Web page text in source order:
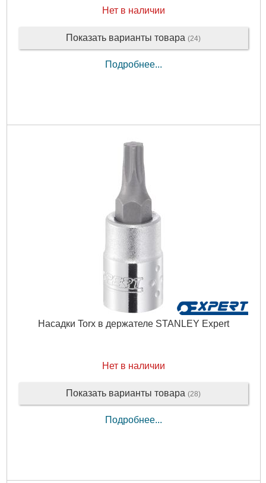
Нет в наличии
Показать варианты товара (24)
Подробнее...
Насадки Torx в держателе STANLEY Expert
Нет в наличии
Показать варианты товара (28)
Подробнее...